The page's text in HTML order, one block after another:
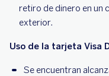
retiro de dinero en un
exterior.
Uso de la tarjeta Visa
Se encuentran